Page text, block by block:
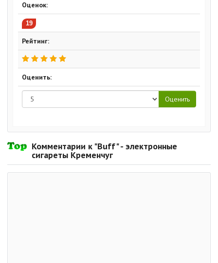
Оценок:
19
Рейтинг:
Оценить:
Комментарии к "Buff" - электронные
сигареты Кременчуг